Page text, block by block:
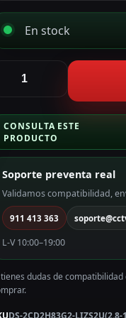
En stock
CONSULTA ESTE
PRODUCTO
Soporte preventa real
Validamos compatibilidad,
911 413 363
L-V 10:00–19:00
dudas de